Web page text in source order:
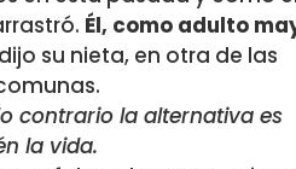
Él, como adulto
su nieta, en otra de las
contrario la alternativa es
la vida.